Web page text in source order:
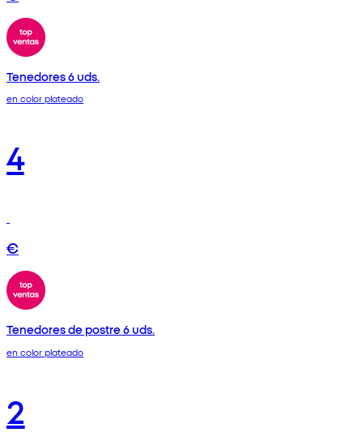
Tenedores 6 uds.
en color plateado
4
€
Tenedores de postre 6 uds.
en color plateado
2